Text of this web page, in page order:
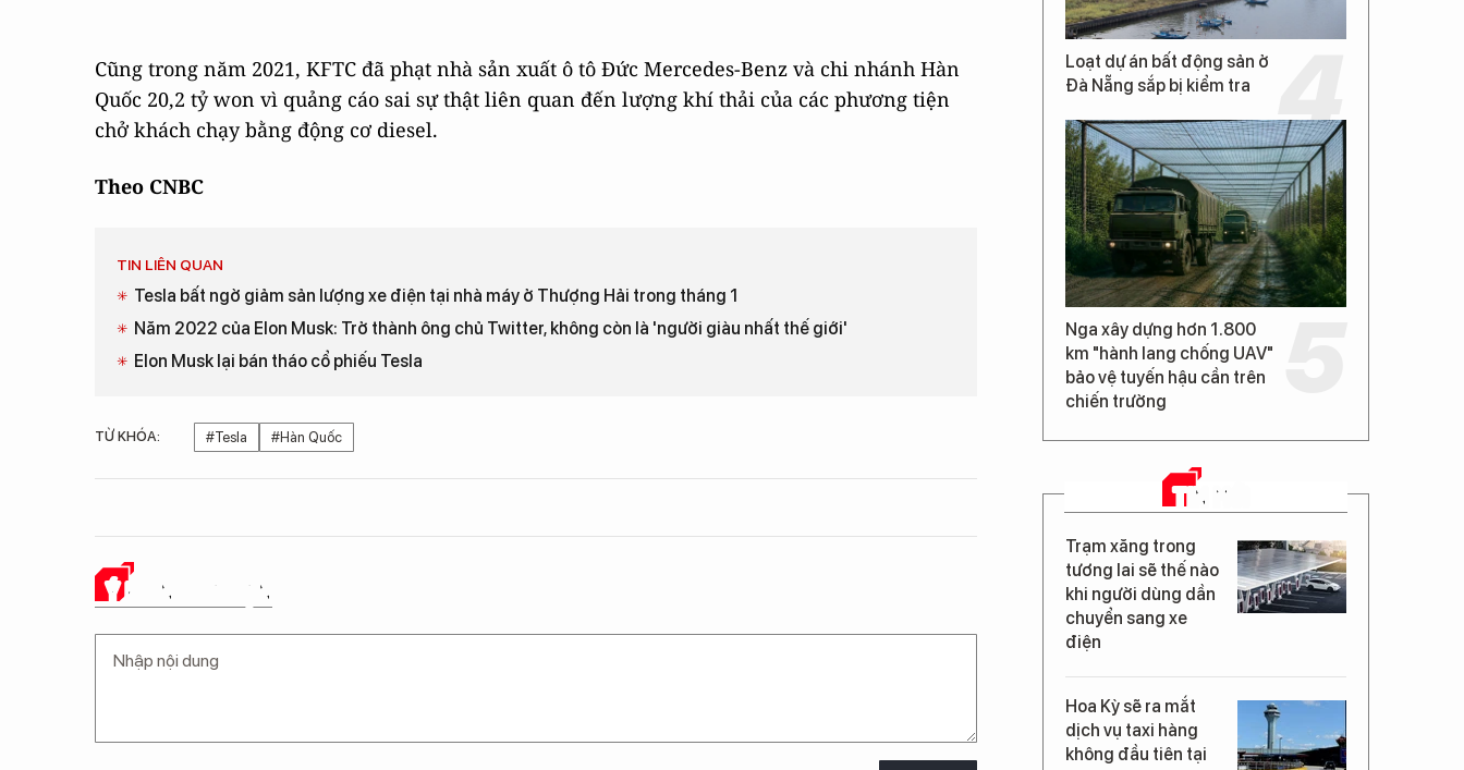
Cũng trong năm 2021, KFTC đã phạt nhà sản xuất ô tô Đức Mercedes-Benz và chi nhánh Hàn
Quốc 20,2 tỷ won vì quảng cáo sai sự thật liên quan đến lượng khí thải của các phương tiện
chở khách chạy bằng động cơ diesel.
Theo CNBC
TIN LIÊN QUAN
Tesla bất ngờ giảm sản lượng xe điện tại nhà máy ở Thượng Hải trong tháng 1
Năm 2022 của Elon Musk: Trở thành ông chủ Twitter, không còn là 'người giàu nhất thế giới'
Elon Musk lại bán tháo cổ phiếu Tesla
TỪ KHÓA: #Tesla #Hàn Quốc
Ý KIẾN CỦA BẠN
Loạt dự án bất động sản ở
Đà Nẵng sắp bị kiểm tra
Nga xây dựng hơn 1.800
km "hành lang chống UAV"
bảo vệ tuyến hậu cần trên
chiến trường
TIN MỚI
Trạm xăng trong
tương lai sẽ thế nào
khi người dùng dần
chuyển sang xe
điện
Hoa Kỳ sẽ ra mắt
dịch vụ taxi hàng
không đầu tiên tại